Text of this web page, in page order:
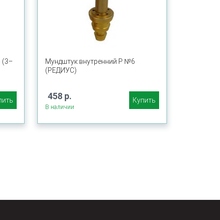
(3–
Мундштук внутренний Р №6
(РЕДИУС)
458 р.
В наличии
Купить